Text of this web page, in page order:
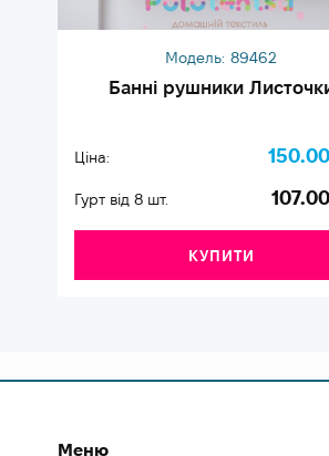
Модель: 89462
Банні рушники
Ціна:
Гурт від 8 шт.
КУПИТИ
Меню